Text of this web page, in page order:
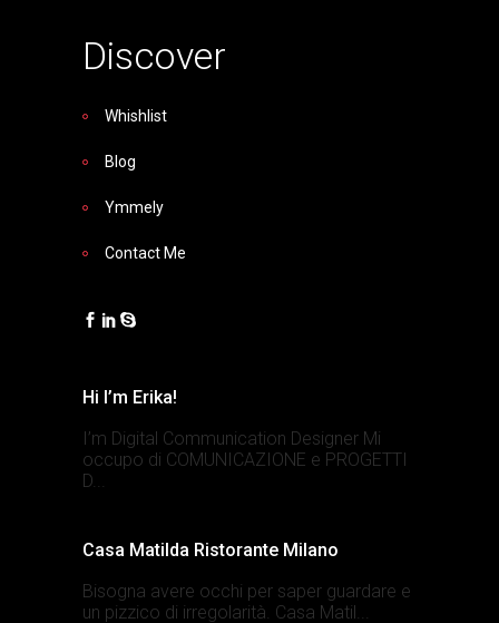
Discover
Whishlist
Blog
Ymmely
Contact Me
Hi I’m Erika!
I’m Digital Communication Designer Mi
occupo di COMUNICAZIONE e PROGETTI
D...
Casa Matilda Ristorante Milano
Bisogna avere occhi per saper guardare e
un pizzico di irregolarità. Casa Matil...